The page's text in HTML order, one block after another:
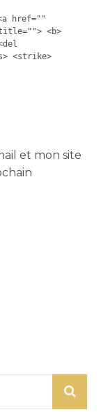
href=""
<b>
<strike>
et mon site